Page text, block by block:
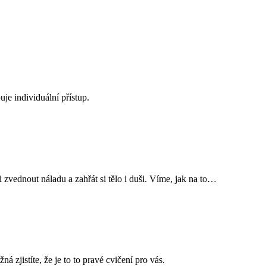
individuální přístup.
zvednout náladu a zahřát si tělo i duši. Víme, jak na to…
zjistíte, že je to to pravé cvičení pro vás.